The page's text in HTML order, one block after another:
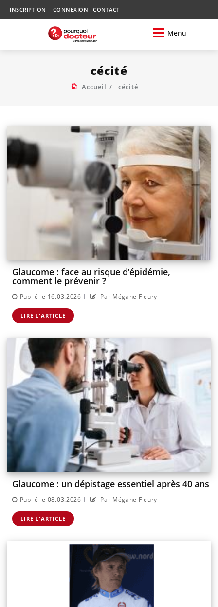
INSCRIPTION CONNEXION CONTACT
Menu
cécité
Accueil cécité
Glaucome : face au risque d’épidémie,
comment le prévenir ?
Publié le 16.03.2026 | Par Mégane Fleury
LIRE L'ARTICLE
Glaucome : un dépistage essentiel après 40 ans
Publié le 08.03.2026 | Par Mégane Fleury
LIRE L'ARTICLE